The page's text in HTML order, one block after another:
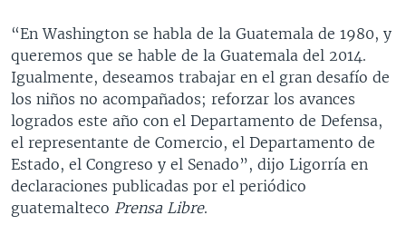
“En Washington se habla de la Guatemala de 1980, y
queremos que se hable de la Guatemala del 2014.
Igualmente, deseamos trabajar en el gran desafío de
los niños no acompañados; reforzar los avances
logrados este año con el Departamento de Defensa,
el representante de Comercio, el Departamento de
Estado, el Congreso y el Senado”, dijo Ligorría en
declaraciones publicadas por el periódico
guatemalteco Prensa Libre.